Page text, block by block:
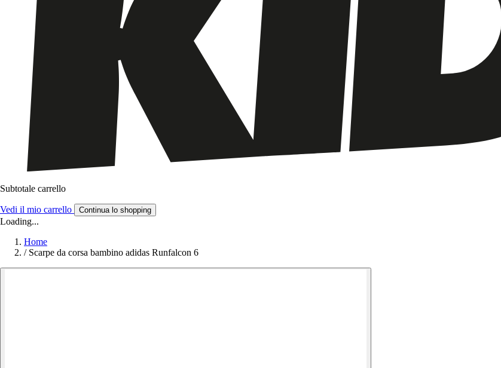
Subtotale carrello
Vedi il mio carrello Continua lo shopping
Loading...
Home
/ Scarpe da corsa bambino adidas Runfalcon 6